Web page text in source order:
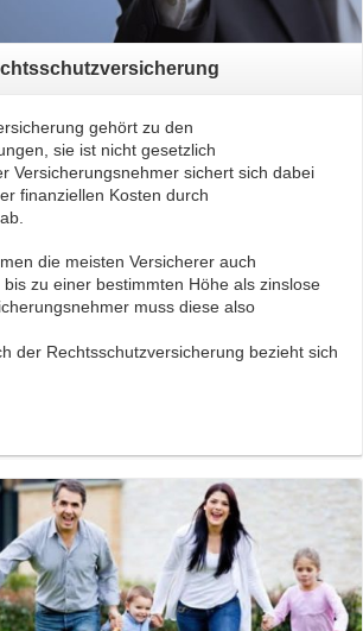
gehört zu den
sie ist nicht gesetzlich
Versicherungsnehmer sichert sich dabei
finanziellen Kosten durch
die meisten Versicherer auch
zu einer bestimmten Höhe als zinslose
muss diese also
der Rechtsschutzversicherung bezieht sich
Read More